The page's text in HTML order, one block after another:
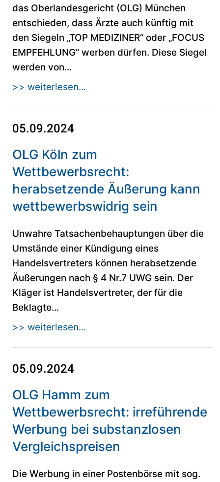
das Oberlandesgericht (OLG) München
entschieden, dass Ärzte auch künftig mit
den Siegeln „TOP MEDIZINER“ oder „FOCUS
EMPFEHLUNG“ werben dürfen. Diese Siegel
werden von...
>> weiterlesen...
05.09.2024
OLG Köln zum
Wettbewerbsrecht:
herabsetzende Äußerung kann
wettbewerbswidrig sein
Unwahre Tatsachenbehauptungen über die
Umstände einer Kündigung eines
Handelsvertreters können herabsetzende
Äußerungen nach § 4 Nr.7 UWG sein. Der
Kläger ist Handelsvertreter, der für die
Beklagte...
>> weiterlesen...
05.09.2024
OLG Hamm zum
Wettbewerbsrecht: irreführende
Werbung bei substanzlosen
Vergleichspreisen
Die Werbung in einer Postenbörse mit sog.